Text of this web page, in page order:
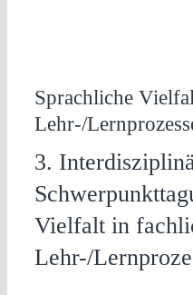
Sprachliche
Lehr-/
3.
Vielfalt in
Lehr-/